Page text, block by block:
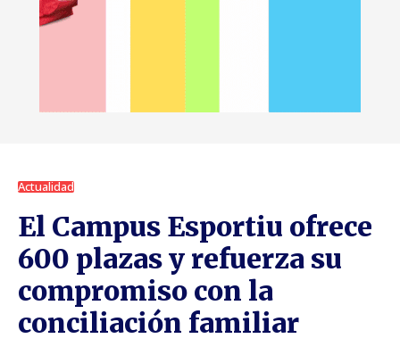
Actualidad
El Campus Esportiu ofrece
600 plazas y refuerza su
compromiso con la
conciliación familiar